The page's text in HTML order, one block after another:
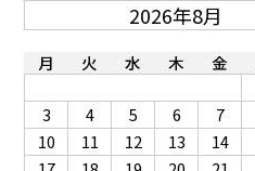
2026年8月
月 火 水 木 金
3
4 5 6 7
10
11 12 13 14